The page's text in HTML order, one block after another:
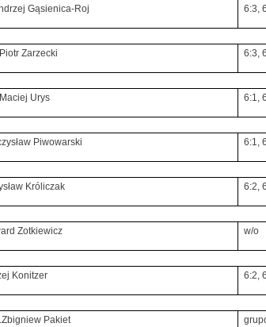
Gąsienica-Roj
6:3,
Zarzecki
6:3,
Urys
6:1,
Piwowarski
6:1,
Króliczak
6:2,
Zotkiewicz
w/o
Konitzer
6:2,
Pakiet